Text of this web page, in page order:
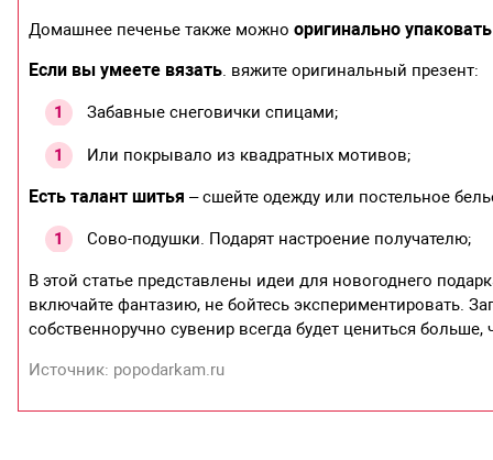
Домашнее печенье также можнооригинально
Если вы умеете вязать. вяжите оригинальный презент:
Забавные снеговички спицами;
Или покрывало из квадратных мотивов;
Есть талант шитья – сшейте одежду или постельное
Сово-подушки. Подарят настроение получателю;
В этой статье представлены идеи для новогоднего
включайте фантазию, не бойтесь экспериментировать.
собственноручно сувенир всегда будет цениться
Источник: popodarkam.ru